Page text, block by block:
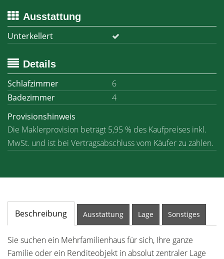
Ausstattung
Unterkellert
Details
Schlafzimmer
6
Badezimmer
4
Provisionshinweis
Die Maklerprovision beträgt 5,95 % des Kaufpreises inkl.
MwSt. und ist bei Vertragsabschluss vom Käufer zu zahlen.
Beschreibung Ausstattung Lage Sonstiges
Sie suchen ein Mehrfamilienhaus für sich, Ihre ganze
Familie oder ein Renditeobjekt in absolut zentraler Lage